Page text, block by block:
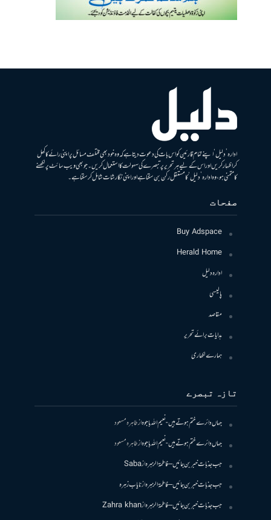
ادارہ ’دلیل‘ اپنے تمام قارئین کو اس بات کی دعوت دیتا ہے کہ وہ خود بھی مختلف مسائل پر اپنی رائے کا کھل
کر اظہار کریں اور اس کے لیے ہر تحریر پر تبصرے کی سہولت کا استعمال کریں۔ جو بھی ویب سائٹ پر لکھنے
کا متمنی ہو، وہ ادارہ ’دلیل‘ کا مستقل رکن بن سکتا ہے اور اپنی نگارشات شامل کرسکتا ہے۔
صفحات
Buy Adspace
Herald Home
ادارہ دلیل
پالیسی
مقاصد
ہدایات برائے تحریر
ہمارے لکھاری
تازہ تبصرے
جہاں دائرے ختم ہوتے ہیں- نعیم اللہ باجوہازطاہرہ مسعود
جہاں دائرے ختم ہوتے ہیں- نعیم اللہ باجوہازطاہرہ مسعود
جب جذبات خبر بن جائیں – فاطمۃالزہرہازSaba
جب جذبات خبر بن جائیں – فاطمۃالزہرہازنایاب زہرہ
جب جذبات خبر بن جائیں – فاطمۃالزہرہازZahra khan